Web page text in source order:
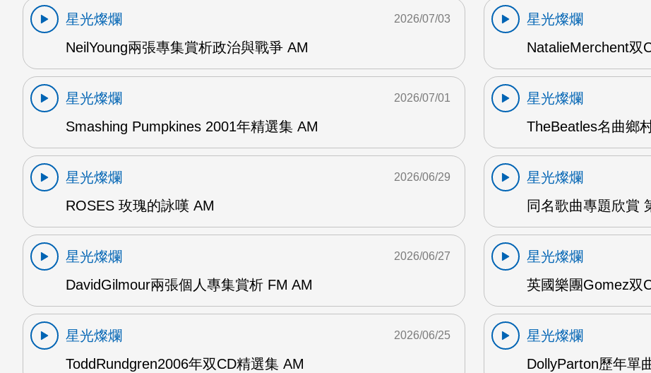
星光燦爛
NeilYoung兩張專集賞析政治與戰爭 AM
2026/07/03
星光燦爛
NatalieMerchent双
星光燦爛
Smashing Pumpkines 2001年精選集 AM
2026/07/01
星光燦爛
TheBeatles名曲鄉
星光燦爛
ROSES 玫瑰的詠嘆 AM
2026/06/29
星光燦爛
同名歌曲專題欣賞
星光燦爛
DavidGilmour兩張個人專集賞析 FM AM
2026/06/27
星光燦爛
英國樂團Gomez双
星光燦爛
ToddRundgren2006年双CD精選集 AM
2026/06/25
星光燦爛
DollyParton歷年單